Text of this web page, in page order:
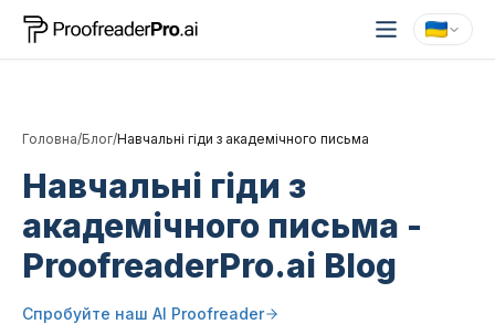
Головна/Блог/Навчальні гіди з академічного письма
Навчальні гіди з
академічного письма -
ProofreaderPro.ai Blog
Спробуйте наш AI Proofreader